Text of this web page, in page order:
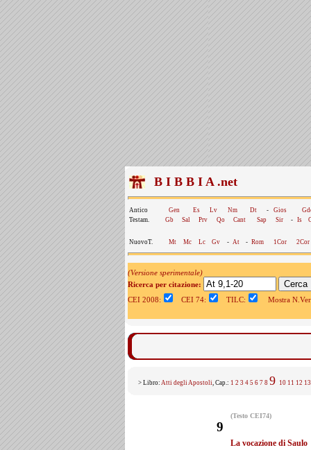
B I B B I A .net
Antico Gen Es Lv Nm Dt - Gios
Testam.
Gb Sal Prv Qo Cant Sap Sir - Is
NuovoT. Mt Mc Lc Gv - At - Rom 1Cor 2Cor
(Versione sperimentale)
Ricerca per citazione:
CEI 2008:
CEI 74: TILC: Mostra
> Libro: Atti degli Apostoli, Cap.: 1 2 3 4 5 6 7 8 9 10 11 12 13
(Testo CEI74)
9
La vocazione di Saulo